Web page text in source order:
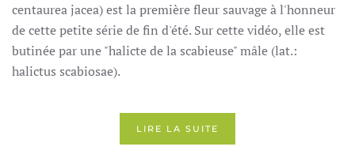
centaurea jacea) est la première fleur sauvage à l'honneur
de cette petite série de fin d'été. Sur cette vidéo, elle est
butinée par une "halicte de la scabieuse" mâle (lat.:
halictus scabiosae).
LIRE LA SUITE